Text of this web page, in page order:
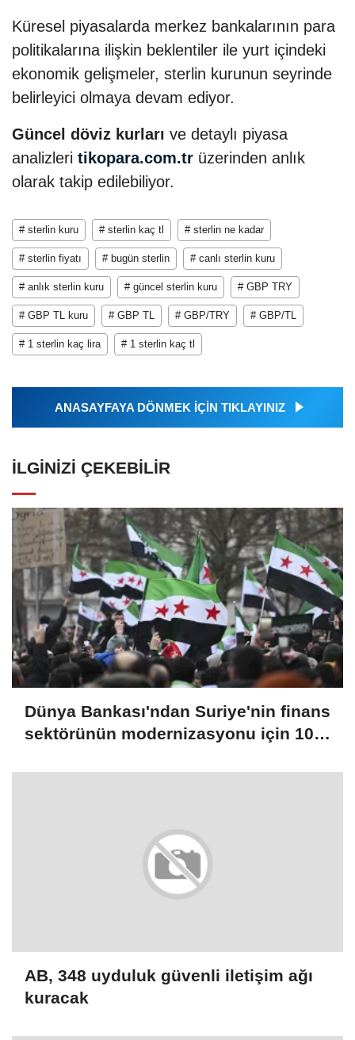
Küresel piyasalarda merkez bankalarının para
politikalarına ilişkin beklentiler ile yurt içindeki
ekonomik gelişmeler, sterlin kurunun seyrinde
belirleyici olmaya devam ediyor.
Güncel döviz kurları ve detaylı piyasa
analizleri tikopara.com.tr üzerinden anlık
olarak takip edilebiliyor.
# sterlin kuru # sterlin kaç tl # sterlin ne kadar
# sterlin fiyatı # bugün sterlin # canlı sterlin kuru
# anlık sterlin kuru # güncel sterlin kuru # GBP TRY
# GBP TL kuru # GBP TL # GBP/TRY # GBP/TL
# 1 sterlin kaç lira # 1 sterlin kaç tl
ANASAYFAYA DÖNMEK İÇİN TIKLAYINIZ
İLGINIZI ÇEKEBILIR
Dünya Bankası'ndan Suriye'nin finans
sektörünün modernizasyonu için 100
AB, 348 uyduluk güvenli iletişim ağı
kuracak